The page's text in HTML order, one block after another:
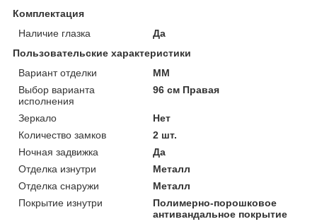
Комплектация
Наличие глазка
Да
Пользовательские характеристики
Вариант отделки
MM
Выбор варианта
исполнения
96 см Правая
Зеркало
Нет
Количество замков
2 шт.
Ночная задвижка
Да
Отделка изнутри
Металл
Отделка снаружи
Металл
Покрытие изнутри
Полимерно-порошковое
антивандальное покрытие